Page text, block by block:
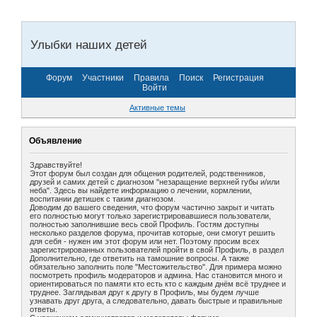
Улыбки наших детей
Форум Участники Правила Поиск
Регистрация
Войти
Активные темы
Объявление
Здравствуйте!
Этот форум был создан для общения родителей, родственников,
друзей и самих детей с диагнозом "незаращение верхней губы и/или
неба". Здесь вы найдете информацию о лечении, кормлении,
воспитании детишек с таким диагнозом.
Доводим до вашего сведения, что форум частично закрыт и читать
его полностью могут только зарегистрировавшиеся пользователи,
полностью заполнившие весь свой Профиль. Гостям доступны
несколько разделов форума, прочитав которые, они смогут решить
для себя - нужен им этот форум или нет. Поэтому просим всех
зарегистрированных пользователей пройти в свой Профиль, в раздел
Дополнительно, где ответить на тамошние вопросы. А также
обязательно заполнить поле "Местожительство". Для примера можно
посмотреть профиль модераторов и админа. Нас становится много и
ориентироваться по памяти кто есть кто с каждым днём всё труднее и
труднее. Заглядывая друг к другу в Профиль, мы будем лучше
узнавать друг друга, а следовательно, давать быстрые и правильные
ответы.